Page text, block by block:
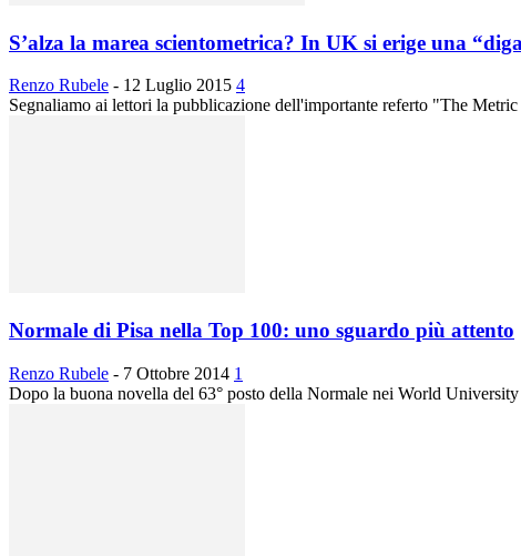
S’alza la marea scientometrica? In UK si erige una
Renzo Rubele - 12 Luglio 2015 4
Segnaliamo ai lettori la pubblicazione dell'importante referto "The
Normale di Pisa nella Top 100: uno sguardo più attento
Renzo Rubele - 7 Ottobre 2014 1
Dopo la buona novella del 63° posto della Normale nei World